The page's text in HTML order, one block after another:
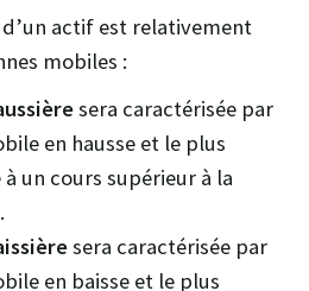
actif est relativement
mobiles :
sera caractérisée par
en hausse et le plus
un cours supérieur à la
sera caractérisée par
en baisse et le plus